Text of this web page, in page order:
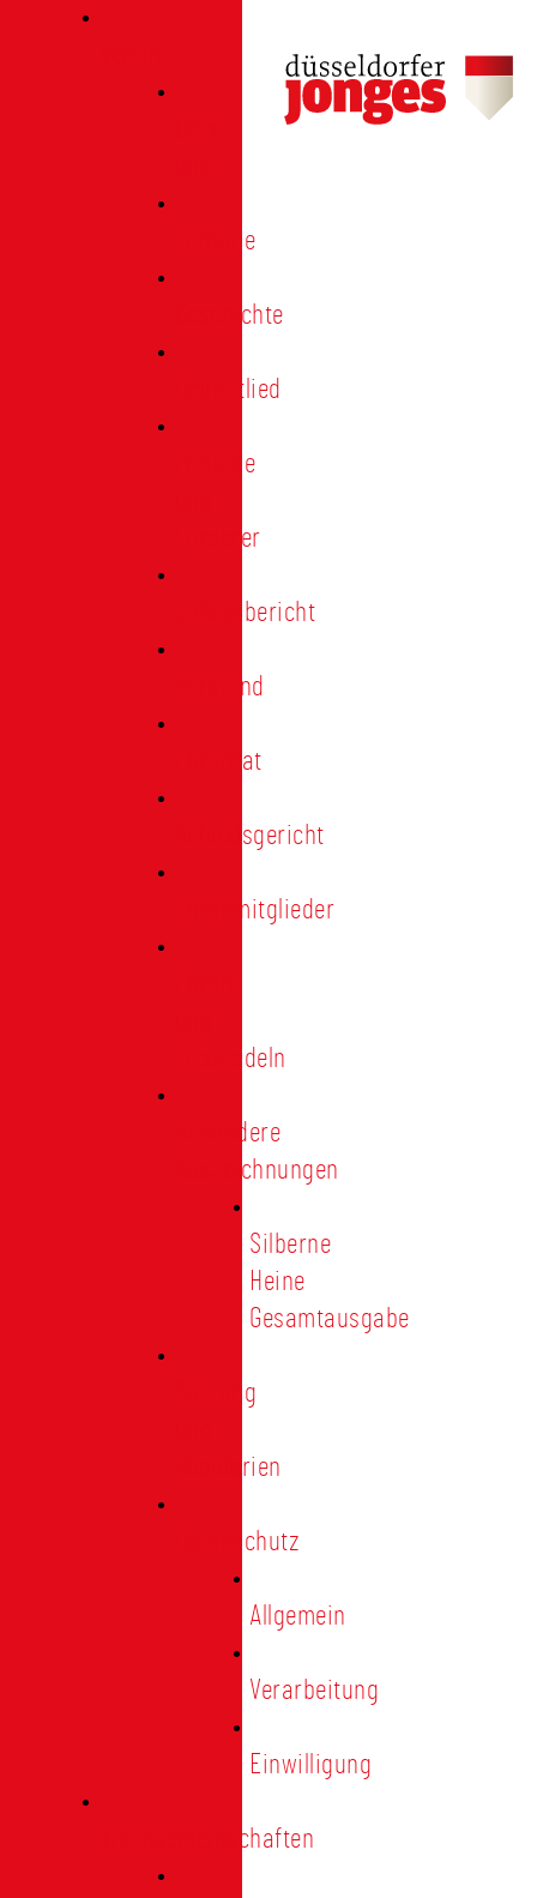
Termine
Geschichte
Heimatlied
Freunde
Förderer
Jahresbericht
Vorstand
Ehrenrat
Schiedsgericht
Ehrenmitglieder
Treunadeln
Besondere
Auszeichnungen
Silberne
Heine
Gesamtausgabe
Satzung
Regularien
Datenschutz
Allgemein
Verarbeitung
Einwilligung
Tischgemeinschaften